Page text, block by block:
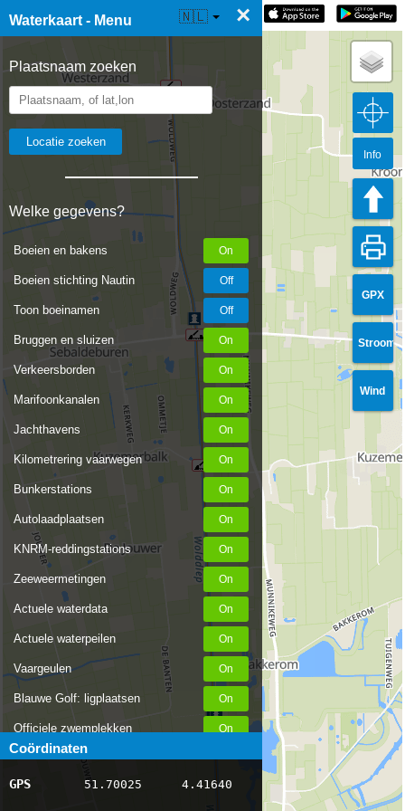
Waterkaart - Menu ×
Plaatsnaam zoeken
Welke gegevens?
Boeien en bakens
Boeien stichting Nautin
Toon boeinamen
Bruggen en sluizen
Verkeersborden
Marifoonkanalen
Jachthavens
Kilometrering vaarwegen
Bunkerstations
Autolaadplaatsen
KNRM-reddingstations
Zeeweermetingen
Actuele waterdata
Actuele waterpeilen
Vaargeulen
Blauwe Golf: ligplaatsen
Officiele zwemplekken
Stremmingen/hinder
AIS scheepsposities
Coördinaten
GPS 51.70025 4.41640
☰ Waterkaart Live 🇳🇱
GPX
Stroom
Wind
Info